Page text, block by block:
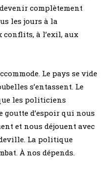
complètement
les jours à la
conflits, à l’exil, aux
Le pays se vide
s’entassent. Le
les politiciens
d’espoir qui nous
et nous déjouent avec
La politique
À nos dépends.